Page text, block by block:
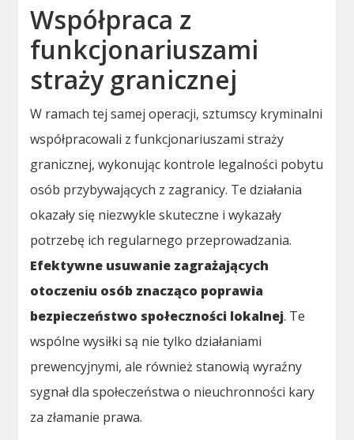
Współpraca z
funkcjonariuszami
straży granicznej
W ramach tej samej operacji, sztumscy kryminalni
współpracowali z funkcjonariuszami straży
granicznej, wykonując kontrole legalności pobytu
osób przybywających z zagranicy. Te działania
okazały się niezwykle skuteczne i wykazały
potrzebę ich regularnego przeprowadzania.
Efektywne usuwanie zagrażających
otoczeniu osób znacząco poprawia
bezpieczeństwo społeczności lokalnej. Te
wspólne wysiłki są nie tylko działaniami
prewencyjnymi, ale również stanowią wyraźny
sygnał dla społeczeństwa o nieuchronności kary
za złamanie prawa.